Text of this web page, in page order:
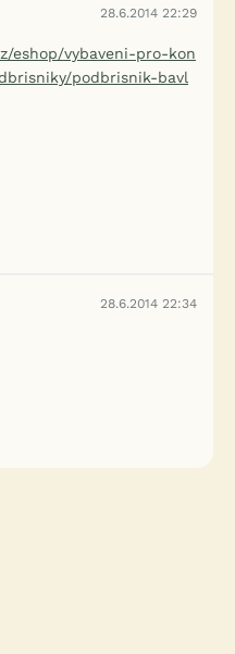
28.6.2014 22:29
eshop/vybaveni-pro-kon
podbrisnik-bavl
28.6.2014 22:34